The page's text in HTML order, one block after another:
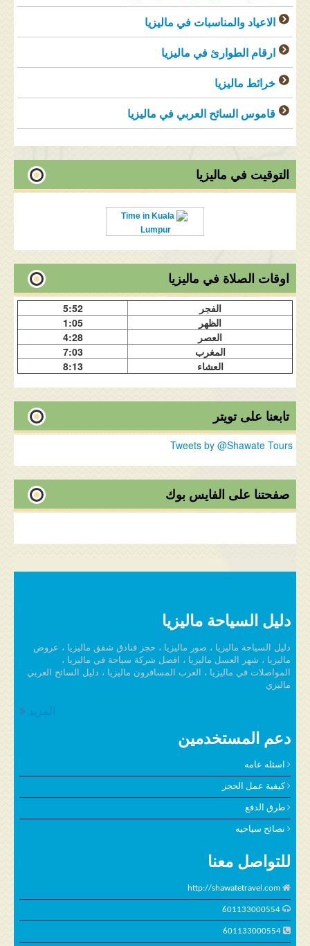
الاعياد والمناسبات في ماليزيا
ارقام الطوارئ في ماليزيا
خرائط ماليزيا
قاموس السائح العربي في ماليزيا
التوقيت في ماليزيا
Time in Kuala
Lumpur
اوقات الصلاة في ماليزيا
الفجر
5:52
الظهر
1:05
العصر
4:28
المغرب
7:03
العشاء
8:13
تابعنا على تويتر
Tweets by @Shawate Tours
صفحتنا على الفايس بوك
دليل السياحة ماليزيا
دليل السياحة ماليزيا ، صور ماليزيا ، حجز فنادق شقق ماليزيا ، عروض
ماليزيا ، شهر العسل ماليزيا ، افضل شركة سياحة في ماليزيا ،
المواصلات في ماليزيا ، العرب المسافرون ماليزيا ، دليل السائح العربي
ماليزي
المزيد
دعم المستخدمين
اسئله عامه
كيفية عمل الحجز
طرق الدفع
نصائح سياحيه
للتواصل معنا
http://shawatetravel.com
601133000554
601133000554